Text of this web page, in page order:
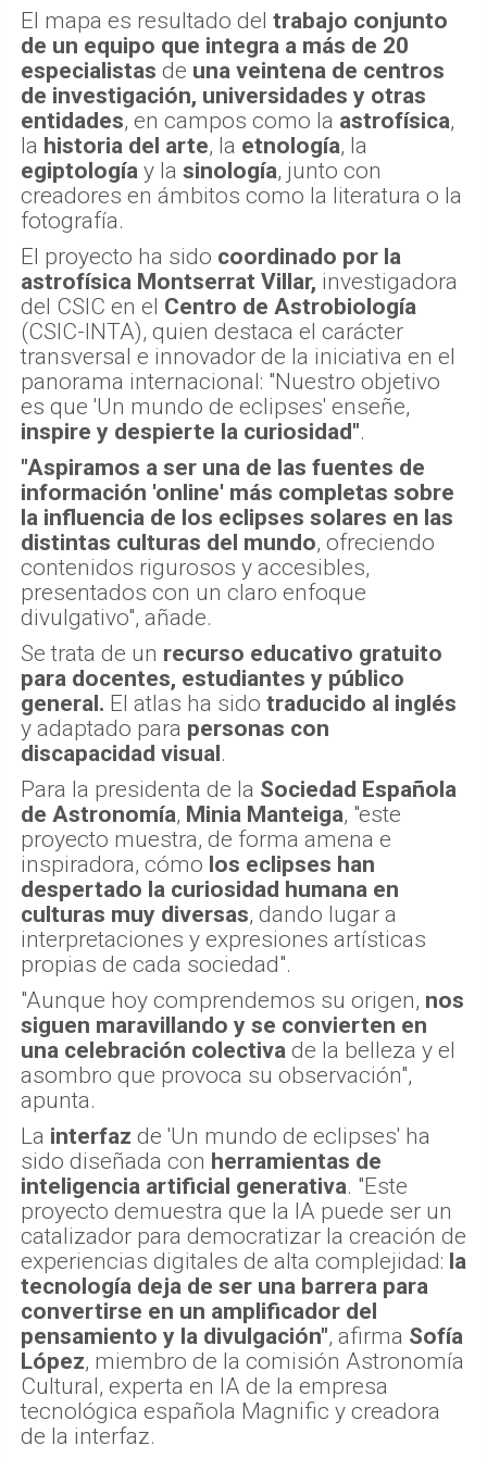
El mapa es resultado del trabajo conjunto
de un equipo que integra a más de 20
especialistas de una veintena de centros
de investigación, universidades y otras
entidades, en campos como la astrofísica,
la historia del arte, la etnología, la
egiptología y la sinología, junto con
creadores en ámbitos como la literatura o la
fotografía.
El proyecto ha sido coordinado por la
astrofísica Montserrat Villar, investigadora
del CSIC en el Centro de Astrobiología
(CSIC-INTA), quien destaca el carácter
transversal e innovador de la iniciativa en el
panorama internacional: "Nuestro objetivo
es que 'Un mundo de eclipses' enseñe,
inspire y despierte la curiosidad".
"Aspiramos a ser una de las fuentes de
información 'online' más completas sobre
la influencia de los eclipses solares en las
distintas culturas del mundo, ofreciendo
contenidos rigurosos y accesibles,
presentados con un claro enfoque
divulgativo", añade.
Se trata de un recurso educativo gratuito
para docentes, estudiantes y público
general. El atlas ha sido traducido al inglés
y adaptado para personas con
discapacidad visual.
Para la presidenta de la Sociedad Española
de Astronomía, Minia Manteiga, "este
proyecto muestra, de forma amena e
inspiradora, cómo los eclipses han
despertado la curiosidad humana en
culturas muy diversas, dando lugar a
interpretaciones y expresiones artísticas
propias de cada sociedad".
"Aunque hoy comprendemos su origen, nos
siguen maravillando y se convierten en
una celebración colectiva de la belleza y el
asombro que provoca su observación",
apunta.
La interfaz de 'Un mundo de eclipses' ha
sido diseñada con herramientas de
inteligencia artificial generativa. "Este
proyecto demuestra que la IA puede ser un
catalizador para democratizar la creación de
experiencias digitales de alta complejidad: la
tecnología deja de ser una barrera para
convertirse en un amplificador del
pensamiento y la divulgación", afirma Sofía
López, miembro de la comisión Astronomía
Cultural, experta en IA de la empresa
tecnológica española Magnific y creadora
de la interfaz.